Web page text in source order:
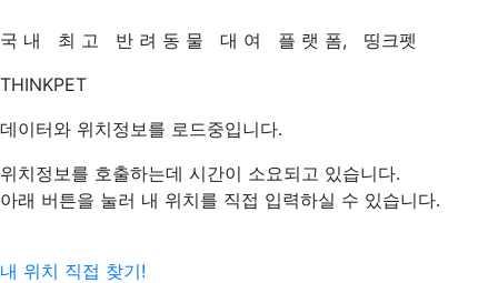
국 내 최 고 반 려 동 물 대 여 플 랫 폼,
띵크펫
THINKPET
데이터와 위치정보를 로드중입니다.
위치정보를 호출하는데 시간이 소요되고 있습니다.
아래 버튼을 눌러 내 위치를 직접 입력하실 수 있습니다.
내 위치 직접 찾기!